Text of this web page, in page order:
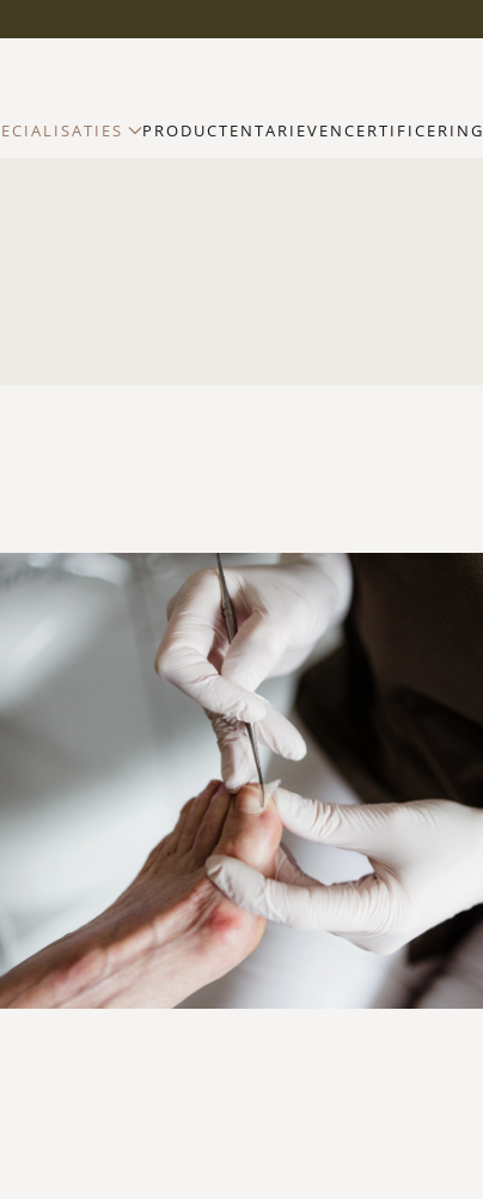
PRODUCTENTARIEVENCERTIFICERING